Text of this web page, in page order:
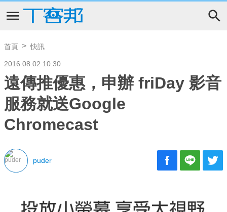
首頁 快訊
2016.08.02 10:30
遠傳推優惠，申辦 friDay 影音
服務就送Google
Chromecast
puder